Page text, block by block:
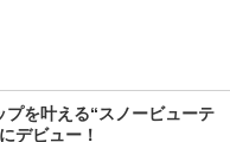
を叶える“スノービューテ
デビュー！